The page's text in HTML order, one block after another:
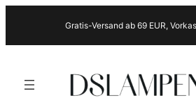
springen
Gratis-Versand ab 69 EUR,